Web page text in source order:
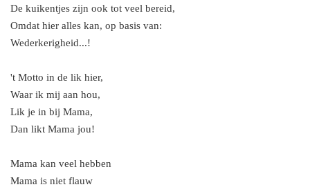
De kuikentjes zijn ook tot veel bereid,
Omdat hier alles kan, op basis van:
Wederkerigheid...!
't Motto in de lik hier,
Waar ik mij aan hou,
Lik je in bij Mama,
Dan likt Mama jou!
Mama kan veel hebben
Mama is niet flauw